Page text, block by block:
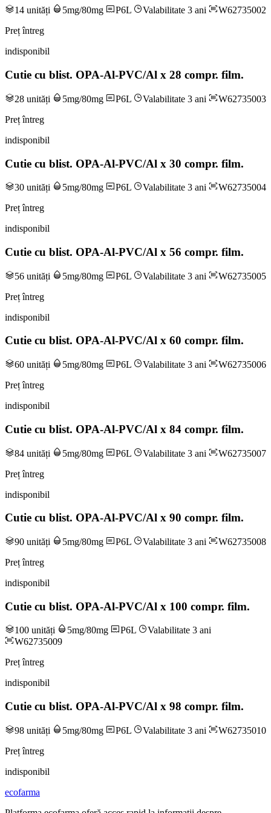
14 unități 5mg/80mg P6L Valabilitate 3 ani
W62735002
Preț întreg
indisponibil
Cutie cu blist. OPA-Al-PVC/Al x 28 compr. film.
28 unități 5mg/80mg P6L Valabilitate 3 ani
W62735003
Preț întreg
indisponibil
Cutie cu blist. OPA-Al-PVC/Al x 30 compr. film.
30 unități 5mg/80mg P6L Valabilitate 3 ani
W62735004
Preț întreg
indisponibil
Cutie cu blist. OPA-Al-PVC/Al x 56 compr. film.
56 unități 5mg/80mg P6L Valabilitate 3 ani
W62735005
Preț întreg
indisponibil
Cutie cu blist. OPA-Al-PVC/Al x 60 compr. film.
60 unități 5mg/80mg P6L Valabilitate 3 ani
W62735006
Preț întreg
indisponibil
Cutie cu blist. OPA-Al-PVC/Al x 84 compr. film.
84 unități 5mg/80mg P6L Valabilitate 3 ani
W62735007
Preț întreg
indisponibil
Cutie cu blist. OPA-Al-PVC/Al x 90 compr. film.
90 unități 5mg/80mg P6L Valabilitate 3 ani
W62735008
Preț întreg
indisponibil
Cutie cu blist. OPA-Al-PVC/Al x 100 compr. film.
100 unități 5mg/80mg P6L
Valabilitate 3 ani
W62735009
Preț întreg
indisponibil
Cutie cu blist. OPA-Al-PVC/Al x 98 compr. film.
98 unități 5mg/80mg P6L Valabilitate 3 ani
W62735010
Preț întreg
indisponibil
ecofarma